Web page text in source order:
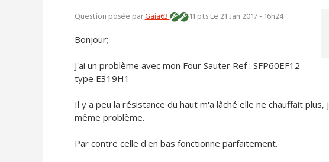
Question posée parGaia63 11 ptsLe 21 Jan 2017 - 16h24
Bonjour;
J'ai un problème avec mon Four Sauter Ref : SFP60EF12
type E319H1
Il y a peu la résistance du haut m'a lâché elle ne chauffait
même problème.
Par contre celle d'en bas fonctionne parfaitement.